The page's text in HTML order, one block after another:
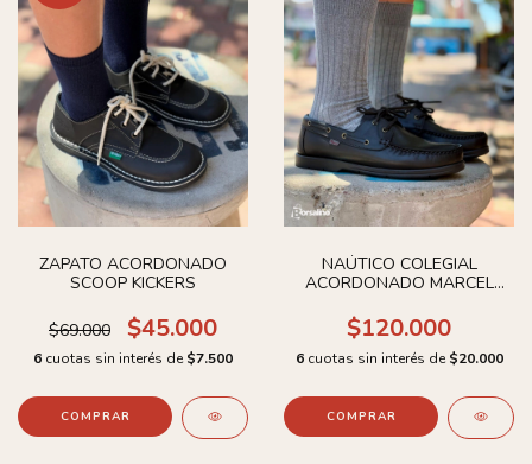
ZAPATO ACORDONADO
SCOOP KICKERS
$69.000 $45.000
6 cuotas sin interés de $7.500
COMPRAR
NAÚTICO COLEGIAL
ACORDONADO MARCEL
$120.000
6 cuotas sin interés de $20.000
COMPRAR